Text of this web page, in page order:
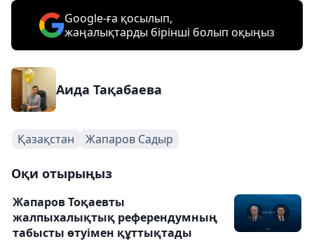
Google-ға қосылып,
жаңалықтарды бірінші болып оқыңыз
Аида Тақабаева
Қазақстан Жапаров Садыр
Оқи отырыңыз
Жапаров Тоқаевты
жалпыхалықтық референдумның
табысты өтуімен құттықтады